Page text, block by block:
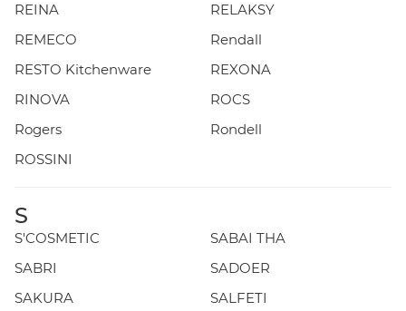
REINA
RELAKSY
REMECO
Rendall
RESTO Kitchenware
REXONA
RINOVA
ROCS
Rogers
Rondell
ROSSINI
S
S'COSMETIC
SABAI THA
SABRI
SADOER
SAKURA
SALFETI